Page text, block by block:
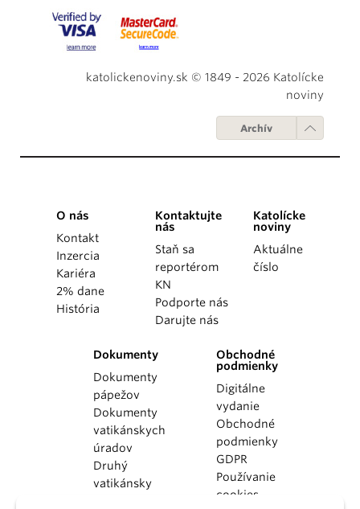
katolickenoviny.sk © 1849 - 2026 Katolícke
noviny
Archív
O nás
Kontakt
Inzercia
Kariéra
2% dane
História
Kontaktujte
nás
Staň sa
reportérom
KN
Podporte nás
Darujte nás
Katolícke
noviny
Aktuálne
číslo
Dokumenty
Dokumenty
pápežov
Dokumenty
vatikánskych
úradov
Druhý
vatikánsky
Obchodné
podmienky
Digitálne
vydanie
Obchodné
podmienky
GDPR
Používanie
cookies